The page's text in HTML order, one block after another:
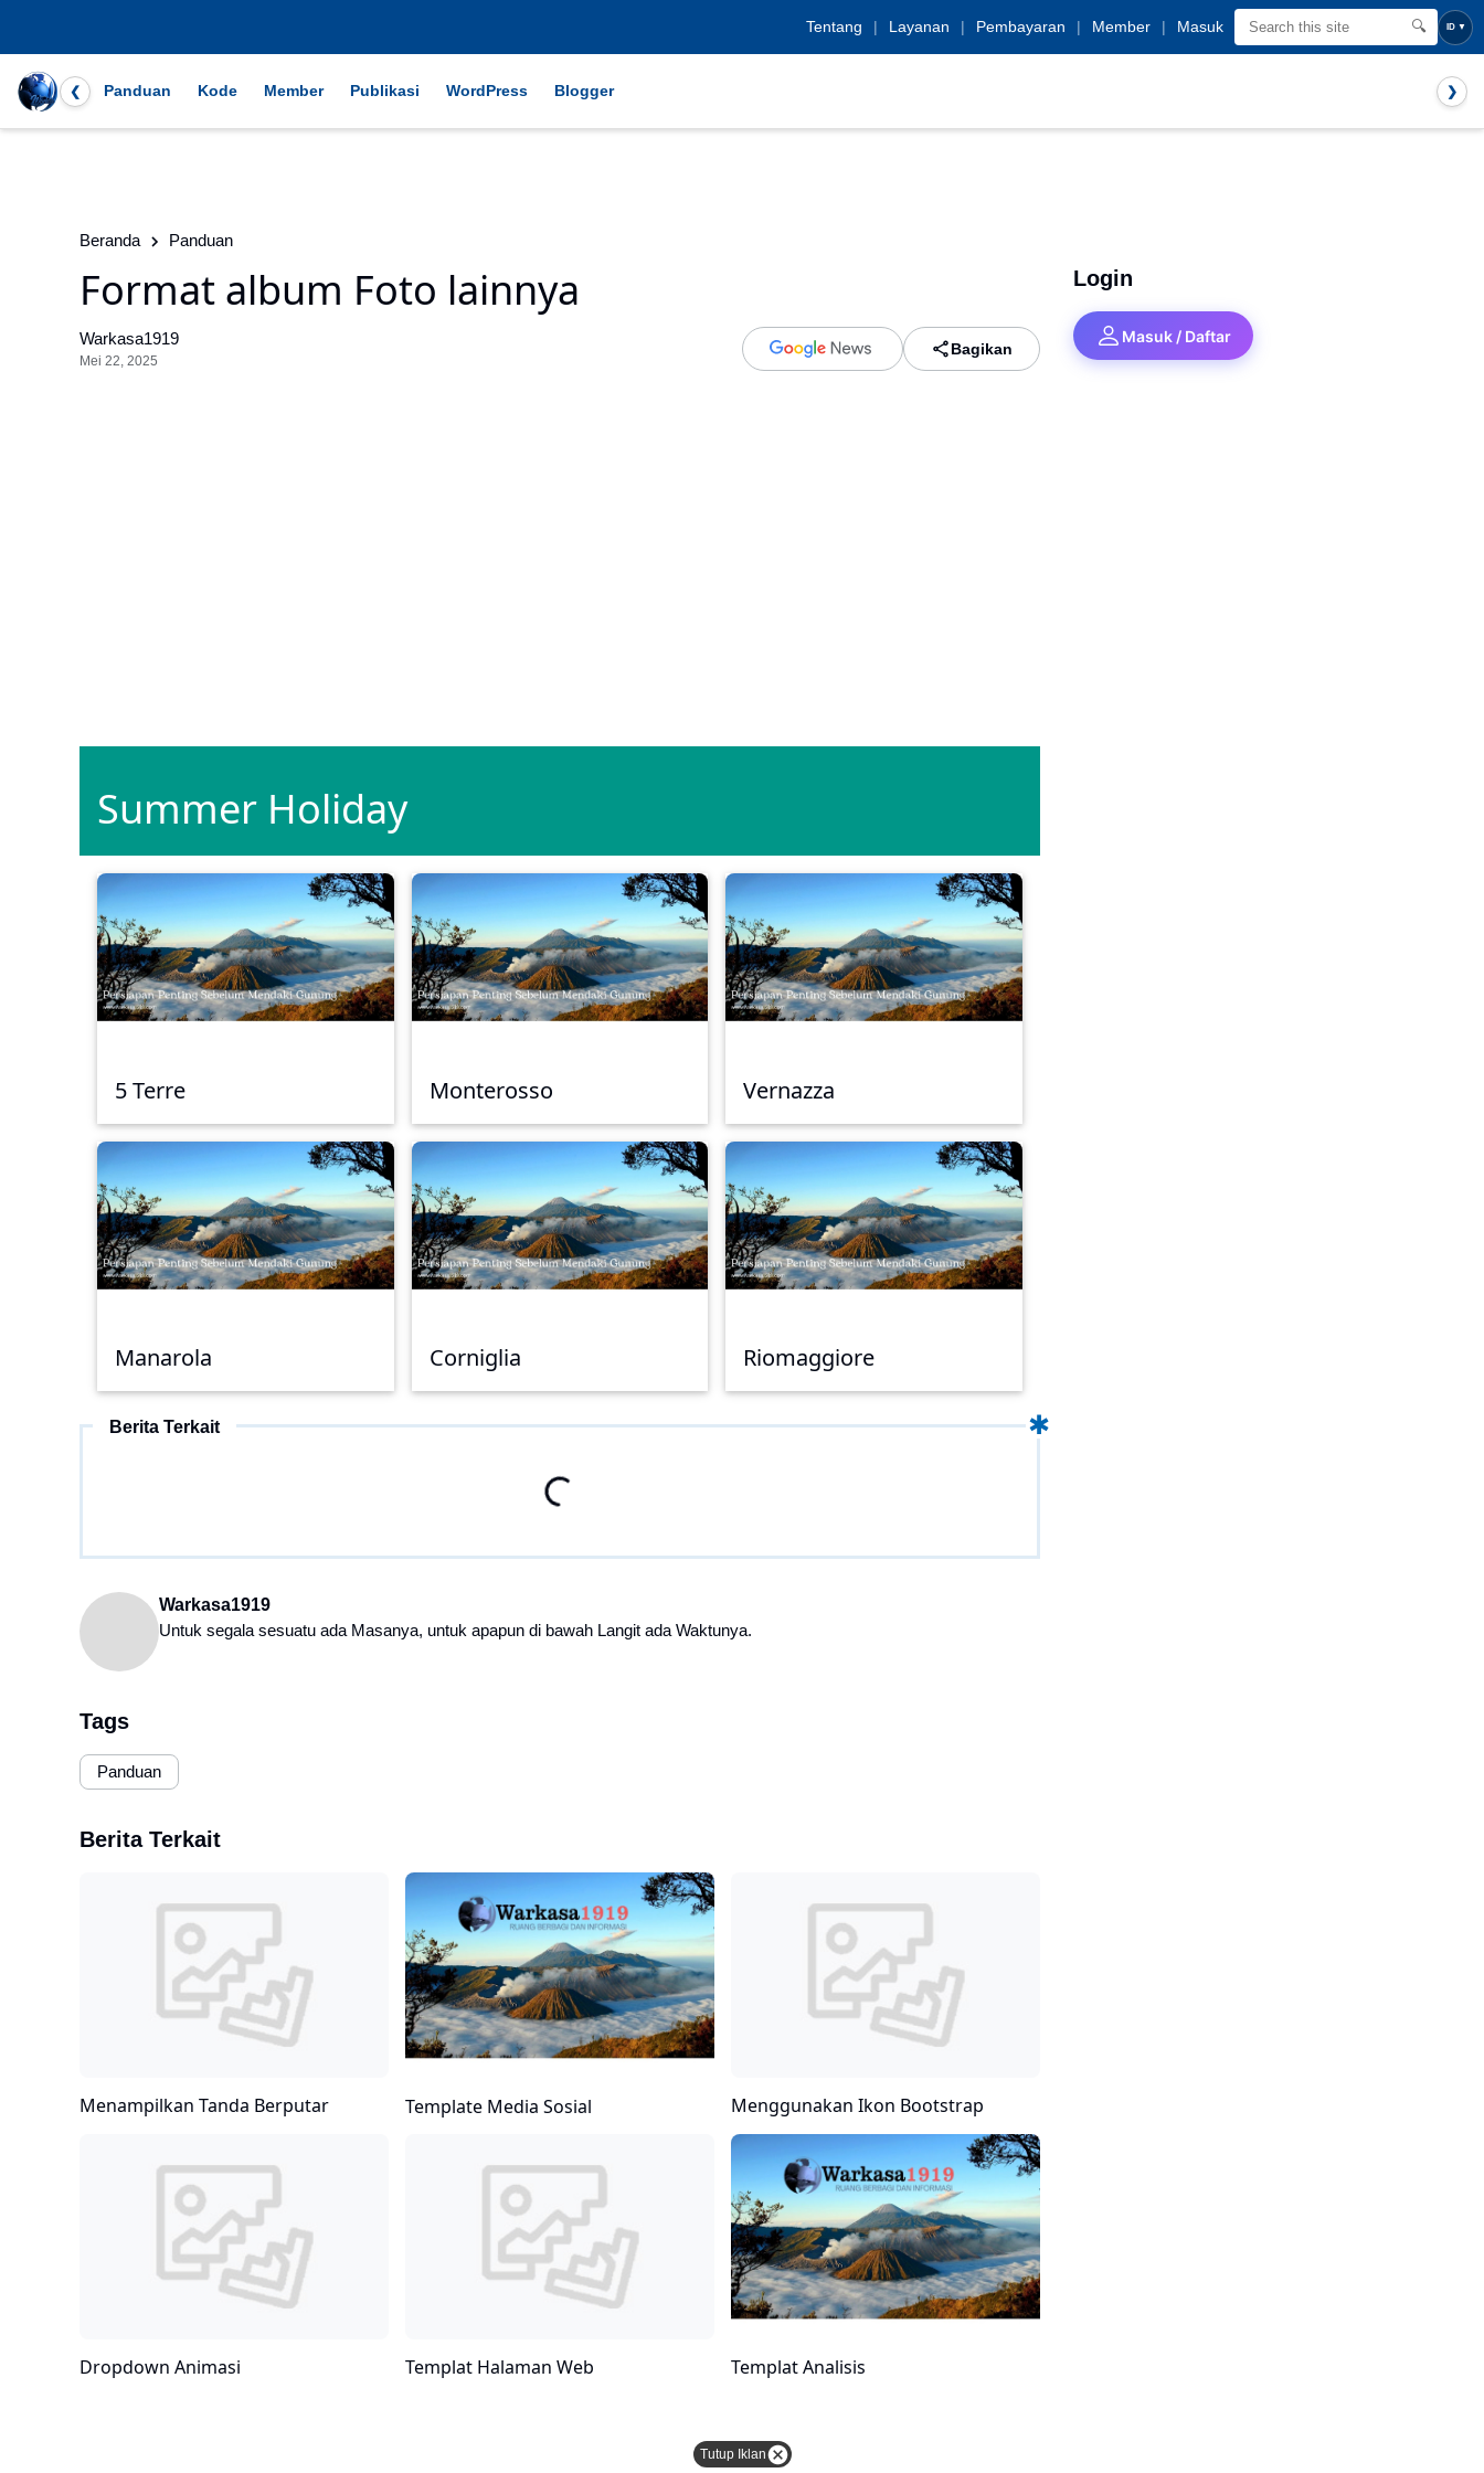
Tentang | Layanan | Pembayaran | Member | Masuk 🔍 ID ▼
❮ Panduan Kode Member Publikasi WordPress Blogger ❯
Beranda Panduan
Format album Foto lainnya
Warkasa1919
Mei 22, 2025
Bagikan
Summer Holiday
5 Terre Monterosso Vernazza
Manarola Corniglia Riomaggiore
Berita Terkait
Warkasa1919
Untuk segala sesuatu ada Masanya, untuk apapun di bawah Langit ada Waktunya.
Tags
Panduan
Berita Terkait
Menampilkan Tanda Berputar Template Media Sosial Menggunakan Ikon Bootstrap
Dropdown Animasi Templat Halaman Web Templat Analisis
Tutup Iklan
Login
Masuk / Daftar